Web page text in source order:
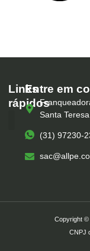
Links
rápidos
Entre em
Santa
(31) 97230-
Copyright ©
CNPJ